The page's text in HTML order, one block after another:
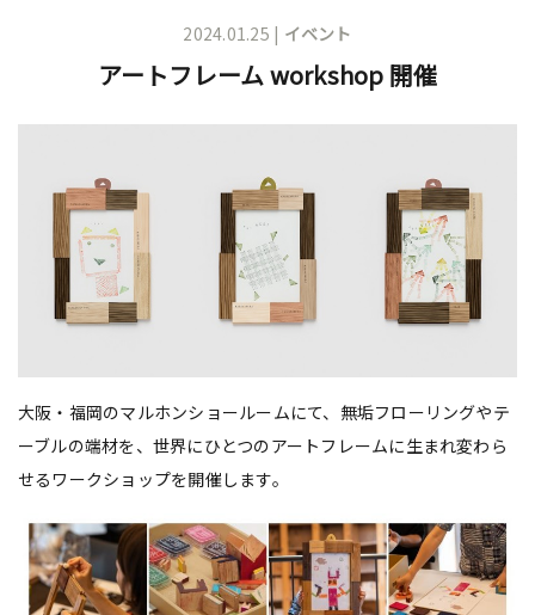
2024.01.25 | イベント
アートフレーム workshop 開催
大阪・福岡のマルホンショールームにて、無垢フローリングやテ
ーブルの端材を、世界にひとつのアートフレームに生まれ変わら
せるワークショップを開催します。